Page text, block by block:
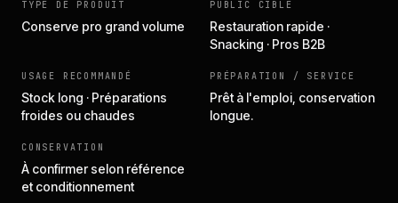
TYPE DE PRODUIT
Conserve pro grand volume
PUBLIC CIBLE
Restauration rapide ·
Snacking · Pros B2B
USAGE RECOMMANDÉ
Stock long · Préparations
froides ou chaudes
PRÉPARATION / SERVICE
Prêt à l'emploi, conservation
longue.
CONSERVATION
À confirmer selon référence
et conditionnement